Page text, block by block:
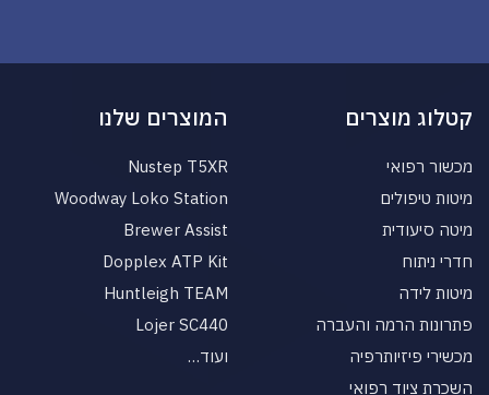
קטלוג מוצרים
מכשור רפואי
מיטות טיפולים
מיטה סיעודית
חדרי ניתוח
מיטות לידה
פתרונות הרמה והעברה
מכשירי פיזיותרפיה
השכרת ציוד רפואי
המוצרים שלנו
Nustep T5XR
Woodway Loko Station
Brewer Assist
Dopplex ATP Kit
Huntleigh TEAM
Lojer SC440
ועוד…